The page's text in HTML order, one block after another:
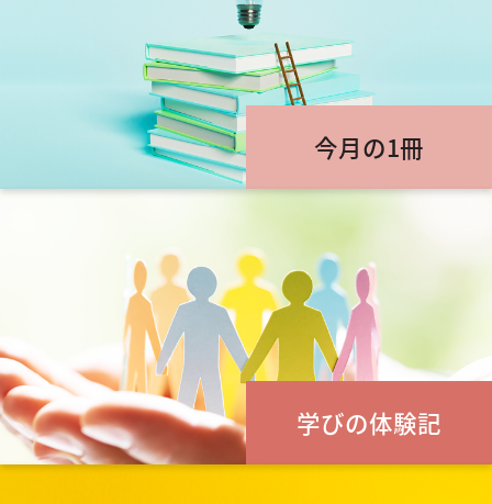
今月の1冊
学びの体験記